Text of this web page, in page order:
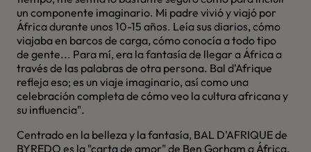
un componente imaginario. Mi padre vivió y viajó por
África durante unos 10-15 años. Leía sus diarios, cómo
viajaba en barcos de carga, cómo conocía a todo tipo
de gente... Para mí, era la fantasía de llegar a África a
través de las palabras de otra persona. Bal d'Afrique
refleja eso; es un viaje imaginario, así como una
celebración completa de cómo veo la cultura africana y
su influencia".
Centrado en la belleza y la fantasía, BAL D'AFRIQUE de
BYREDO es la "carta de amor" de Ben Gorham a África.